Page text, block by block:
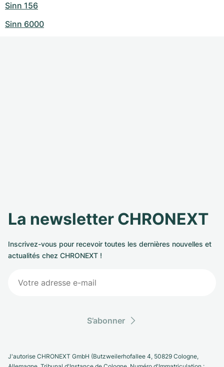
Sinn 156
Sinn 6000
La newsletter CHRONEXT
Inscrivez-vous pour recevoir toutes les dernières nouvelles et
actualités chez CHRONEXT !
S’abonner
J'autorise CHRONEXT GmbH (Butzweilerhofallee 4, 50829 Cologne,